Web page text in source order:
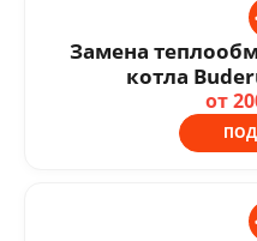
Замена
котла
от